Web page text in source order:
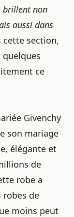
brillent non
aussi dans
cette section,
quelques
ce
Givenchy
son mariage
élégante et
de
robe a
robes de
moins peut